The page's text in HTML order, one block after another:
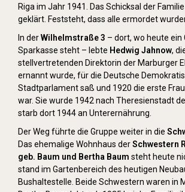
Riga im Jahr 1941. Das Schicksal der
geklärt. Feststeht, dass alle ermordet
In derWilhelmstraße 3 – dort, wo heute ein
Sparkasse steht – lebte Hedwig Jahnow,
stellvertretenden Direktorin der Marburger
ernannt wurde, für die Deutsche
Stadtparlament saß und 1920 die erste
war. Sie wurde 1942 nach Theresienstadt
starb dort 1944 an Unterernährung.
Der Weg führte die Gruppe weiter in die
Das ehemalige Wohnhaus derSchwestern
geb. Baum und Bertha Baum steht heute
stand im Gartenbereich des heutigen
Bushaltestelle. Beide Schwestern waren in